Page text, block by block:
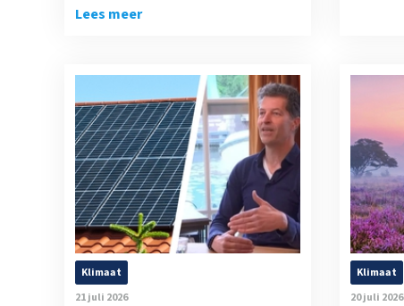
Lees meer
Klimaat
21 juli 2026
Klimaat
20 juli 2026